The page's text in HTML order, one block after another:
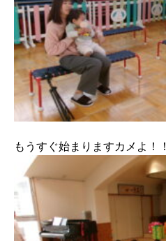
もうすぐ始まりますカメよ！！